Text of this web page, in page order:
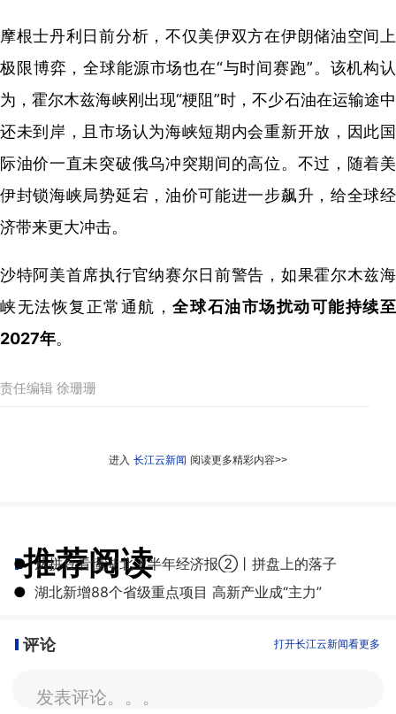
摩根士丹利日前分析，不仅美伊双方在伊朗储油空间上
极限博弈，全球能源市场也在“与时间赛跑”。该机构认
为，霍尔木兹海峡刚出现“梗阻”时，不少石油在运输途中
还未到岸，且市场认为海峡短期内会重新开放，因此国
际油价一直未突破俄乌冲突期间的高位。不过，随着美
伊封锁海峡局势延宕，油价可能进一步飙升，给全球经
济带来更大冲击。
沙特阿美首席执行官纳赛尔日前警告，如果霍尔木兹海
峡无法恢复正常通航，全球石油市场扰动可能持续至
2027年。
责任编辑 徐珊珊
进入 长江云新闻 阅读更多精彩内容>>
推荐阅读
● 从拼豆看懂湖北上半年经济报②丨拼盘上的落子
● 湖北新增88个省级重点项目 高新产业成“主力”
评论 打开长江云新闻看更多
发表评论。。。